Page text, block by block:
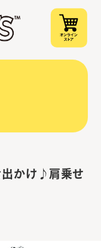
出かけ♪肩乗せ